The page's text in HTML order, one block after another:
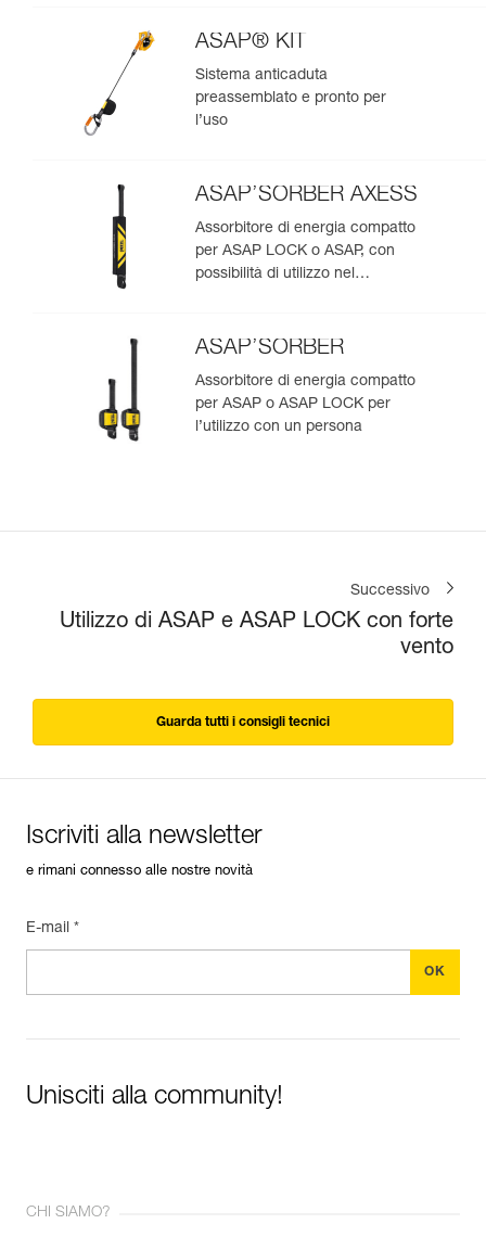
ASAP® KIT
Sistema anticaduta
preassemblato e pronto per
l’uso
ASAP’SORBER AXESS
Assorbitore di energia compatto
per ASAP LOCK o ASAP, con
possibilità di utilizzo nel
ASAP’SORBER
Assorbitore di energia compatto
per ASAP o ASAP LOCK per
l’utilizzo con un persona
Successivo
Utilizzo di ASAP e ASAP LOCK con forte
vento
Guarda tutti i consigli tecnici
Iscriviti alla newsletter
e rimani connesso alle nostre novità
E-mail *
Unisciti alla community!
CHI SIAMO?